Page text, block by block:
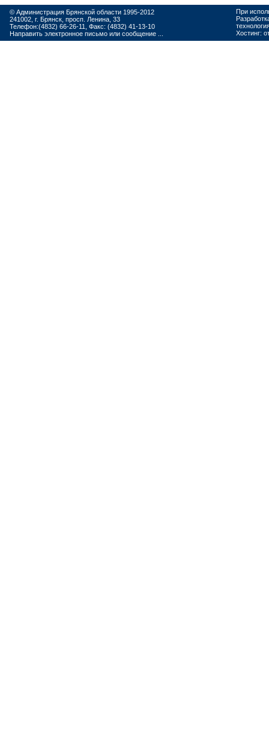
© Администрация Брянской области 1995-2012
241002, г. Брянск, просп. Ленина, 33
Телефон:(4832) 66-26-11, Факс: (4832) 41-13-10
Направить электронное письмо или сообщение ...
При
Хостинг: